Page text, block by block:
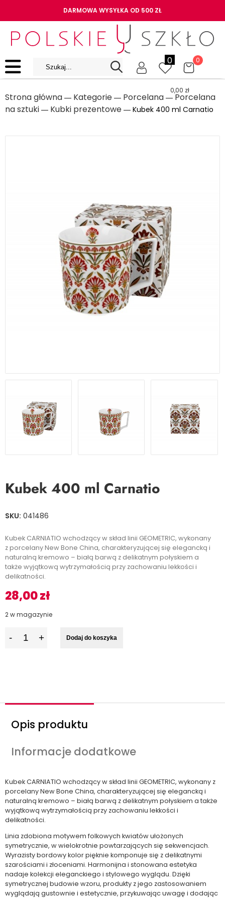
DARMOWA WYSYŁKA OD 500 ZŁ
0 0
0,00 zł
Strona główna ― Kategorie ― Porcelana ― Porcelana
na sztuki ― Kubki prezentowe ― Kubek 400 ml Carnatio
Kubek 400 ml Carnatio
SKU: 041486
Kubek CARNIATIO wchodzący w skład linii GEOMETRIC, wykonany
z porcelany New Bone China, charakteryzującej się elegancką i
naturalną kremowo – białą barwą z delikatnym połyskiem a
także wyjątkową wytrzymałością przy zachowaniu lekkości i
delikatności.
28,00zł
2 w magazynie
Dodaj do koszyka
Opis produktu
Informacje dodatkowe
Kubek CARNIATIO wchodzący w skład linii GEOMETRIC, wykonany z
porcelany New Bone China, charakteryzującej się elegancką i
naturalną kremowo – białą barwą z delikatnym połyskiem a także
wyjątkową wytrzymałością przy zachowaniu lekkości i
delikatności.
Linia zdobiona motywem folkowych kwiatów ułożonych
symetrycznie, w wielokrotnie powtarzających się sekwencjach.
Wyrazisty bordowy kolor pięknie komponuje się z delikatnymi
szarościami i złoceniami. Harmonijna i stonowana estetyka
nadaje kolekcji eleganckiego i stylowego wyglądu. Dzięki
symetrycznej budowie wzoru, produkty z jego zastosowaniem
wyglądają gustownie i estetycznie, przykuwając uwagę i dodając